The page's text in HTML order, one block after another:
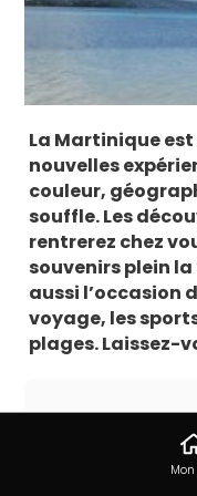
La Martinique
nouvelles
couleur,
souffle. Les
rentrerez chez
souvenirs plein
aussi l’occasion
voyage, les
plages. Laissez-
Plage de